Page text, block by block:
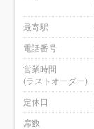
最寄駅
電話番号
営業時間
(ラストオーダー)
定休日
席数